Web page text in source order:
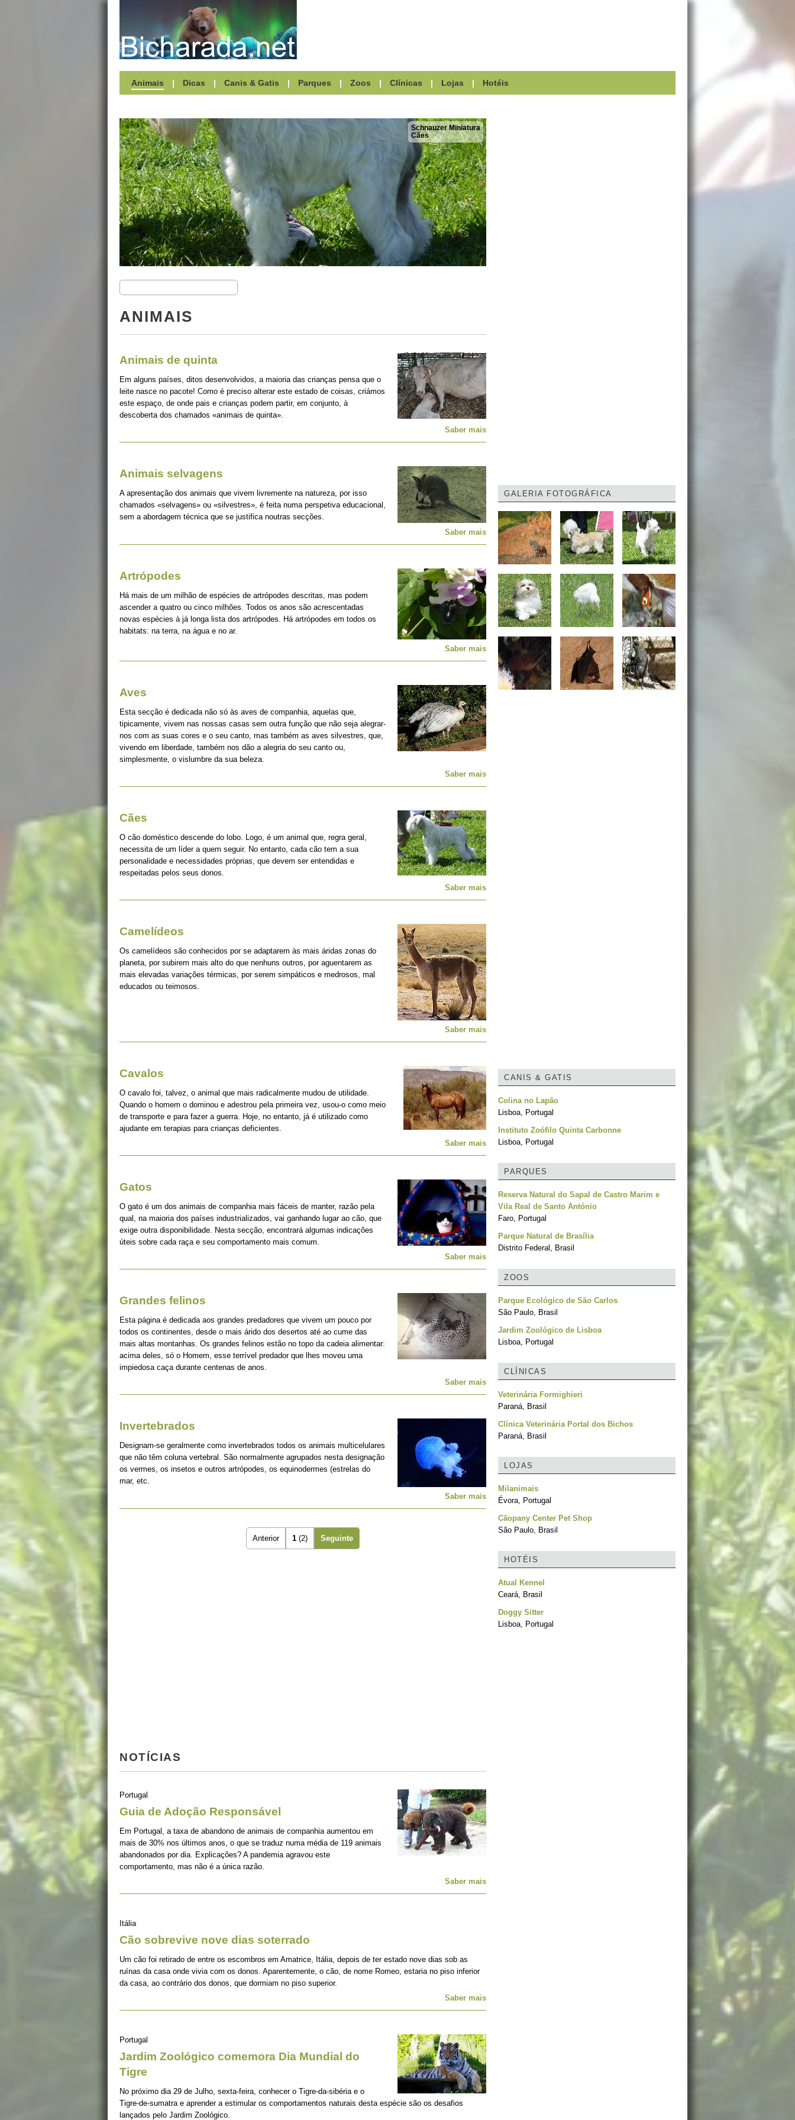
Animais | Dicas | Canis & Gatis | Parques | Zoos | Clínicas | Lojas | Hotéis
Schnauzer Miniatura
Cães
ANIMAIS
Animais de quinta
Em alguns países, ditos desenvolvidos, a maioria das crianças pensa que o
leite nasce no pacote! Como é preciso alterar este estado de coisas, criámos
este espaço, de onde pais e crianças podem partir, em conjunto, à
descoberta dos chamados «animais de quinta».
Saber mais
Animais selvagens
A apresentação dos animais que vivem livremente na natureza, por isso
chamados «selvagens» ou «silvestres», é feita numa perspetiva educacional,
sem a abordagem técnica que se justifica noutras secções.
Saber mais
Artrópodes
Há mais de um milhão de espécies de artrópodes descritas, mas podem
ascender a quatro ou cinco milhões. Todos os anos são acrescentadas
novas espécies à já longa lista dos artrópodes. Há artrópodes em todos os
habitats: na terra, na água e no ar.
Saber mais
Aves
Esta secção é dedicada não só às aves de companhia, aquelas que,
tipicamente, vivem nas nossas casas sem outra função que não seja alegrar-
nos com as suas cores e o seu canto, mas também as aves silvestres, que,
vivendo em liberdade, também nos dão a alegria do seu canto ou,
simplesmente, o vislumbre da sua beleza.
Saber mais
Cães
O cão doméstico descende do lobo. Logo, é um animal que, regra geral,
necessita de um líder a quem seguir. No entanto, cada cão tem a sua
personalidade e necessidades próprias, que devem ser entendidas e
respeitadas pelos seus donos.
Saber mais
Camelídeos
Os camelídeos são conhecidos por se adaptarem às mais áridas zonas do
planeta, por subirem mais alto do que nenhuns outros, por aguentarem as
mais elevadas variações térmicas, por serem simpáticos e medrosos, mal
educados ou teimosos.
Saber mais
Cavalos
O cavalo foi, talvez, o animal que mais radicalmente mudou de utilidade.
Quando o homem o dominou e adestrou pela primeira vez, usou-o como meio
de transporte e para fazer a guerra. Hoje, no entanto, já é utilizado como
ajudante em terapias para crianças deficientes.
Saber mais
Gatos
O gato é um dos animais de companhia mais fáceis de manter, razão pela
qual, na maioria dos países industrializados, vai ganhando lugar ao cão, que
exige outra disponibilidade. Nesta secção, encontrará algumas indicações
úteis sobre cada raça e seu comportamento mais comum.
Saber mais
Grandes felinos
Esta página é dedicada aos grandes predadores que vivem um pouco por
todos os continentes, desde o mais árido dos desertos até ao cume das
mais altas montanhas. Os grandes felinos estão no topo da cadeia alimentar:
acima deles, só o Homem, esse terrível predador que lhes moveu uma
impiedosa caça durante centenas de anos.
Saber mais
Invertebrados
Designam-se geralmente como invertebrados todos os animais multicelulares
que não têm coluna vertebral. São normalmente agrupados nesta designação
os vermes, os insetos e outros artrópodes, os equinodermes (estrelas do
mar, etc.
Saber mais
Anterior 1 (2) Seguinte
NOTÍCIAS
Portugal
Guia de Adoção Responsável
Em Portugal, a taxa de abandono de animais de companhia aumentou em
mais de 30% nos últimos anos, o que se traduz numa média de 119 animais
abandonados por dia. Explicações? A pandemia agravou este
comportamento, mas não é a única razão.
Saber mais
Itália
Cão sobrevive nove dias soterrado
Um cão foi retirado de entre os escombros em Amatrice, Itália, depois de ter estado nove dias sob as
ruínas da casa onde vivia com os donos. Aparentemente, o cão, de nome Romeo, estaria no piso inferior
da casa, ao contrário dos donos, que dormiam no piso superior.
Saber mais
Portugal
Jardim Zoológico comemora Dia Mundial do
Tigre
No próximo dia 29 de Julho, sexta-feira, conhecer o Tigre-da-sibéria e o
Tigre-de-sumatra e aprender a estimular os comportamentos naturais desta espécie são os desafios
lançados pelo Jardim Zoológico.
GALERIA FOTOGRÁFICA
CANIS & GATIS
Colina no Lapão
Lisboa, Portugal
Instituto Zoófilo Quinta Carbonne
Lisboa, Portugal
PARQUES
Reserva Natural do Sapal de Castro Marim e
Vila Real de Santo António
Faro, Portugal
Parque Natural de Brasília
Distrito Federal, Brasil
ZOOS
Parque Ecológico de São Carlos
São Paulo, Brasil
Jardim Zoológico de Lisboa
Lisboa, Portugal
CLÍNICAS
Veterinária Formighieri
Paraná, Brasil
Clínica Veterinária Portal dos Bichos
Paraná, Brasil
LOJAS
Milanimais
Évora, Portugal
Cãopany Center Pet Shop
São Paulo, Brasil
HOTÉIS
Atual Kennel
Ceará, Brasil
Doggy Sitter
Lisboa, Portugal